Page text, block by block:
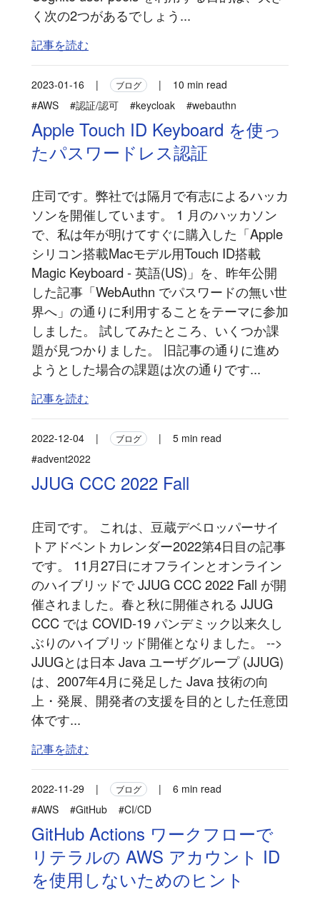
く次の2つがあるでしょう...
記事を読む
2023-01-16 | ブログ |
10 min read
#AWS
#認証/認可 #keycloak #webauthn
Apple Touch ID Keyboard を使っ
たパスワードレス認証
庄司です。弊社では隔月で有志によるハッカ
ソンを開催しています。 1 月のハッカソン
で、私は年が明けてすぐに購入した「Apple
シリコン搭載Macモデル用Touch ID搭載
Magic Keyboard - 英語(US)」を、昨年公開
した記事「WebAuthn でパスワードの無い世
界へ」の通りに利用することをテーマに参加
しました。 試してみたところ、いくつか課
題が見つかりました。 旧記事の通りに進め
ようとした場合の課題は次の通りです...
記事を読む
2022-12-04 | ブログ |
5 min read
#advent2022
JJUG CCC 2022 Fall
庄司です。 これは、豆蔵デベロッパーサイ
トアドベントカレンダー2022第4日目の記事
です。 11月27日にオフラインとオンライン
のハイブリッドで JJUG CCC 2022 Fall が開
催されました。春と秋に開催される JJUG
CCC では COVID-19 パンデミック以来久し
ぶりのハイブリッド開催となりました。 -->
JJUGとは日本 Java ユーザグループ (JJUG)
は、2007年4月に発足した Java 技術の向
上・発展、開発者の支援を目的とした任意団
体です...
記事を読む
2022-11-29 | ブログ |
6 min read
#AWS
#GitHub #CI/CD
GitHub Actions ワークフローで
リテラルの AWS アカウント ID
を使用しないためのヒント